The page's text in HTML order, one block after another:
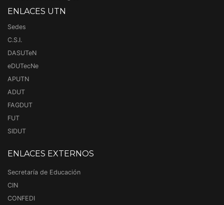
ENLACES UTN
Sedes
C.S.I.
DASUTeN
eDUTecNe
APUTN
ADUT
FAGDUT
FUT
SIDUT
ENLACES EXTERNOS
Secretaría de Educación
CIN
CONFEDI